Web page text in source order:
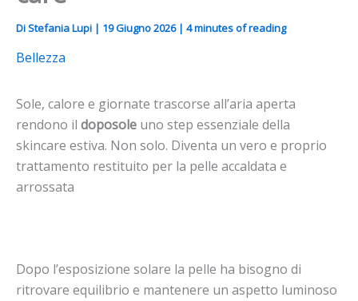
DiStefania Lupi | 19 Giugno 2026 | 4 minutes of reading
Bellezza
Sole, calore e giornate trascorse all’aria aperta
rendono il doposole uno step essenziale della
skincare estiva. Non solo. Diventa un vero e proprio
trattamento restituito per la pelle accaldata e
arrossata
Dopo l’esposizione solare la pelle ha bisogno di
ritrovare equilibrio e mantenere un aspetto luminoso